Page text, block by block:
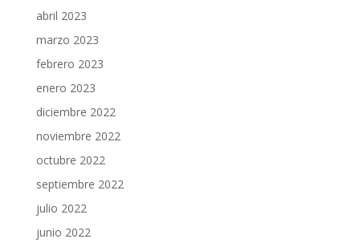
abril 2023
marzo 2023
febrero 2023
enero 2023
diciembre 2022
noviembre 2022
octubre 2022
septiembre 2022
julio 2022
junio 2022